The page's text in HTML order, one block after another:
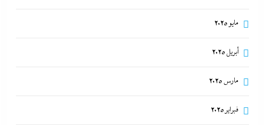
مايو 2025
أبريل 2025
مارس 2025
فبراير 2025